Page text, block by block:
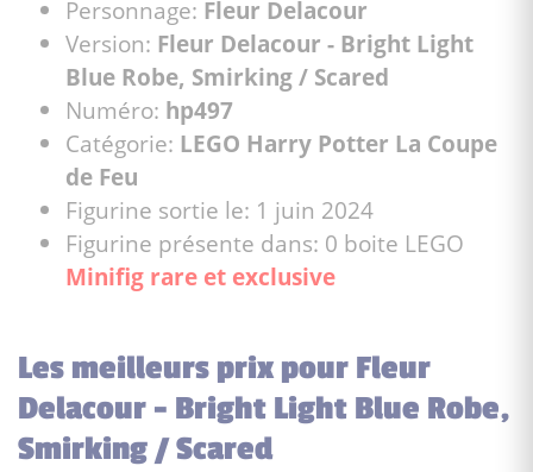
Personnage: Fleur Delacour
Version: Fleur Delacour - Bright Light
Blue Robe, Smirking / Scared
Numéro: hp497
Catégorie: LEGO Harry Potter La Coupe
de Feu
Figurine sortie le: 1 juin 2024
Figurine présente dans: 0 boite LEGO
Minifig rare et exclusive
Les meilleurs prix pour Fleur
Delacour - Bright Light Blue Robe,
Smirking / Scared